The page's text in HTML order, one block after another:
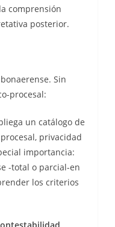
comprensión
posterior.
Sin
procesal:
un catálogo de
privacidad
importancia:
-total o parcial-en
los criterios